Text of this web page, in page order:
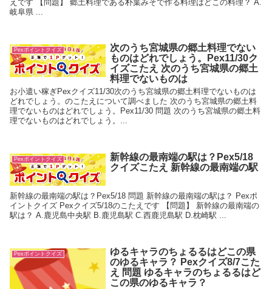
えです 【問題】 郷土料理である朴葉みそで作る料理はどこの料理？ A.
岐阜県 ...
Pexポイントクイズ
次のうち宮城県の郷土料理でない
ものはどれでしょう。Pex11/30ク
イズこたえ 次のうち宮城県の郷土
料理でないものは
お小遣い稼ぎPexクイズ11/30次のうち宮城県の郷土料理でないものは
どれでしょう。のこたえについて調べました 次のうち宮城県の郷土料
理でないものはどれでしょう。Pex11/30 問題 次のうち宮城県の郷土料
理でないものはどれでしょう。...
Pexポイントクイズ
新幹線の最南端の駅は？Pex5/18
クイズこたえ 新幹線の最南端の駅
新幹線の最南端の駅は？Pex5/18 問題 新幹線の最南端の駅は？ Pexポ
イントクイズ Pexクイズ5/18のこたえです 【問題】 新幹線の最南端の
駅は？ A.鹿児島中央駅 B.鹿児島駅 C.西鹿児島駅 D.枕崎駅 ...
Pexポイントクイズ
ゆるキャラのちょるるはどこの県
のゆるキャラ？ Pexクイズ8/7こた
え 問題 ゆるキャラのちょるるはど
この県のゆるキャラ？